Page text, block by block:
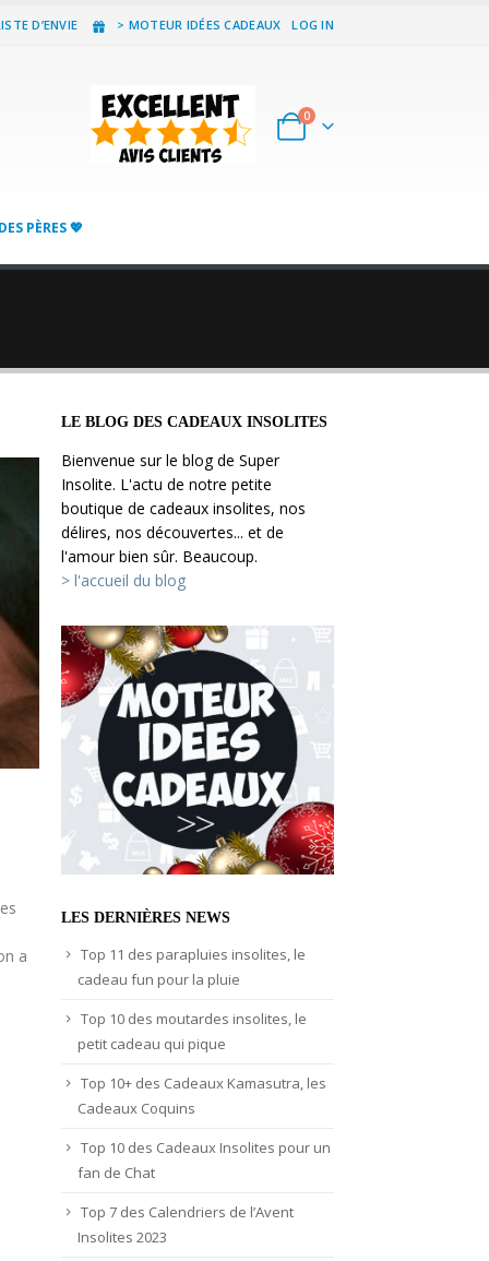
D’ENVIE > MOTEUR IDÉES CADEAUX LOG IN
0
PÈRES 💖
a
LE BLOG DES CADEAUX INSOLITES
Bienvenue sur le blog de Super
Insolite. L'actu de notre petite
boutique de cadeaux insolites, nos
délires, nos découvertes... et de
l'amour bien sûr. Beaucoup.
> l'accueil du blog
LES DERNIÈRES NEWS
Top 11 des parapluies insolites, le
cadeau fun pour la pluie
Top 10 des moutardes insolites, le
petit cadeau qui pique
Top 10+ des Cadeaux Kamasutra, les
Cadeaux Coquins
Top 10 des Cadeaux Insolites pour un
fan de Chat
Top 7 des Calendriers de l’Avent
Insolites 2023